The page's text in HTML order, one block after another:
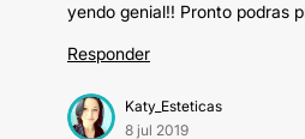
yendo genial!! Pronto podras
Responder
Katy_Esteticas
8 jul 2019